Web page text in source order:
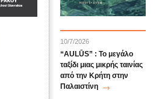
10/7/2026
“AULŪS” : Το μεγάλο
ταξίδι μιας μικρής ταινίας
από την Κρήτη στην
Παλαιστίνη